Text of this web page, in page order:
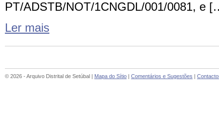
PT/ADSTB/NOT/1CNGDL/001/0081, e
Ler mais
© 2026 - Arquivo Distrital de Setúbal | Mapa do Sítio | Comentários e Sugestões |